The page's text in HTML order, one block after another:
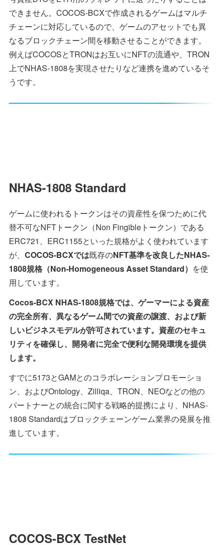
できません。COCOS-BCXで作成されるゲームはマルチ
チェーンに対応しているので、ゲームのアセットでも異
なるブロックチェーン間を移動させることができます。
例えばCOCOSとTRONはお互いにNFTの流通や、TRON
上でNHAS-1808を実現させたりなど連携を進めているそ
うです。
NHAS-1808 Standard
ゲームに使われるトークンはその資産性を保つために代
替不可なNFTトークン（Non Fingibleトークン）である
ERC721、ERC1155といった規格がよく使われています
が、 COCOS-BCXでは既存のNFT基準を改良したNHAS-
1808規格（Non-Homogeneous Asset Standard） を使
用しています。
Cocos-BCX NHAS-1808規格では、ゲーマーによる資産
の完全所有、異なるゲーム間での資産の譲渡、および新
しいビジネスモデルが許可されています。資産のセキュ
リティを確保し、開発者に完全で便利な開発環境を提供
します。
すでに5173とGAMとのコラボレーションプロモーショ
ン、およびOntology、Zilliqa、TRON、NEOなどの他の
パートナーとの統合に関する戦略的提携により、NHAS-
1808 Standardはブロックチェーンゲーム業界の発展を推
進しています。
COCOS-BCX TestNet